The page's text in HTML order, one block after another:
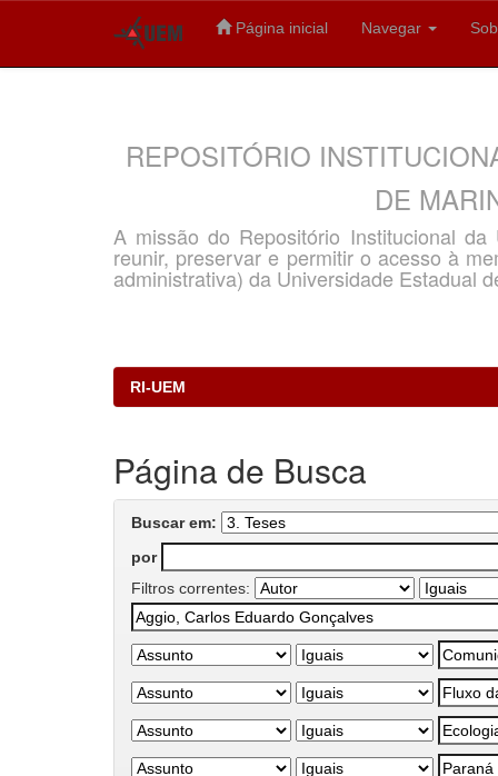
Página inicial Navegar
REPOSITÓRIO
DE
A missão do Repositório Institucional
reunir, preservar e permitir o acesso à
administrativa) da Universidade Estadual
RI-UEM
Página de Busca
Buscar em:
por
Filtros correntes: